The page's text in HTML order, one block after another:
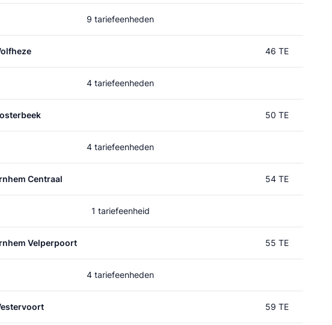
9 tariefeenheden
46 TE
4 tariefeenheden
50 TE
4 tariefeenheden
Centraal 54 TE
1 tariefeenheid
Velperpoort 55 TE
4 tariefeenheden
59 TE